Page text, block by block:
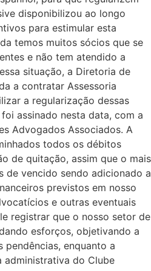
disponibilizou ao longo
para estimular esta
temos muitos sócios que se
e não tem atendido a
situação, a Diretoria de
a contratar Assessoria
a regularização dessas
assinado nesta data, com a
Advogados Associados. A
todos os débitos
de quitação, assim que o mais
de vencido sendo adicionado a
previstos em nosso
e outras eventuais
registrar que o nosso setor de
esforços, objetivando a
pendências, enquanto a
administrativa do Clube